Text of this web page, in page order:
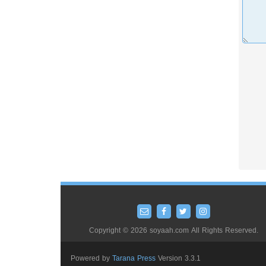
Copyright © 2026 soyaah.com All Rights Reserved.
Powered byTarana PressVersion 3.3.1